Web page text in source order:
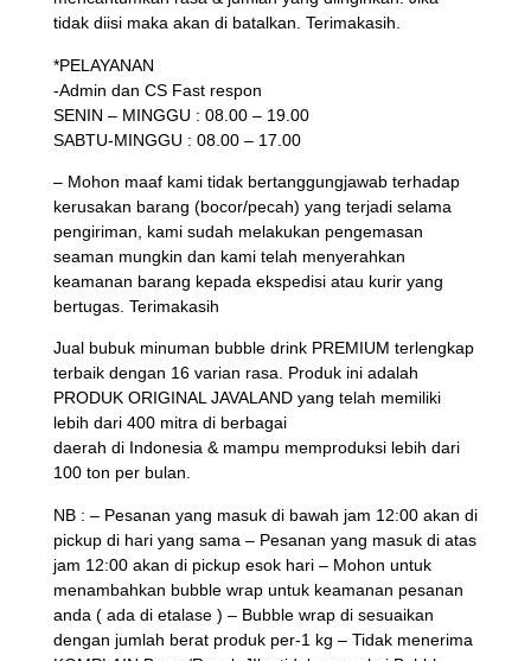
tidak diisi maka akan di batalkan. Terimakasih.
*PELAYANAN
-Admin dan CS Fast respon
SENIN – MINGGU : 08.00 – 19.00
SABTU-MINGGU : 08.00 – 17.00
– Mohon maaf kami tidak bertanggungjawab terhadap
kerusakan barang (bocor/pecah) yang terjadi selama
pengiriman, kami sudah melakukan pengemasan
seaman mungkin dan kami telah menyerahkan
keamanan barang kepada ekspedisi atau kurir yang
bertugas. Terimakasih
Jual bubuk minuman bubble drink PREMIUM terlengkap
terbaik dengan 16 varian rasa. Produk ini adalah
PRODUK ORIGINAL JAVALAND yang telah memiliki
lebih dari 400 mitra di berbagai
daerah di Indonesia & mampu memproduksi lebih dari
100 ton per bulan.
NB : – Pesanan yang masuk di bawah jam 12:00 akan di
pickup di hari yang sama – Pesanan yang masuk di atas
jam 12:00 akan di pickup esok hari – Mohon untuk
menambahkan bubble wrap untuk keamanan pesanan
anda ( ada di etalase ) – Bubble wrap di sesuaikan
dengan jumlah berat produk per-1 kg – Tidak menerima